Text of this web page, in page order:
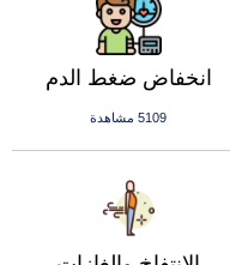
انخفاض ضغط الدم
5109 مشاهدة